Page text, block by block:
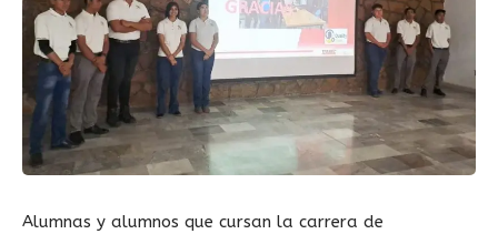
Alumnas y alumnos que cursan la carrera de